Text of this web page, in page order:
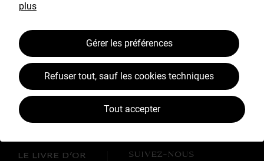
L’ŒUVRE À LA LOUPE
JEAN SIMEON CHARDIN
VOS CONTREPARTIES
ACTUALITÉS
LE LIVRE D’OR SUIVEZ-NOUS
plus
Gérer les préférences
Refuser tout, sauf les cookies techniques
Tout accepter